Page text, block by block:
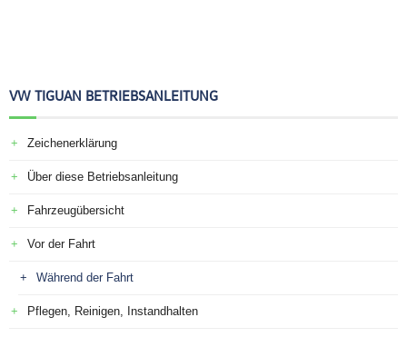
VW TIGUAN BETRIEBSANLEITUNG
Zeichenerklärung
Über diese Betriebsanleitung
Fahrzeugübersicht
Vor der Fahrt
Während der Fahrt
Pflegen, Reinigen, Instandhalten